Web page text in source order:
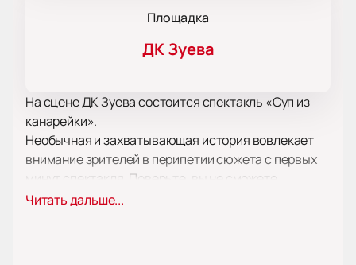
Площадка
ДК Зуева
На сцене ДК Зуева состоится спектакль «Суп из
канарейки».
Необычная и захватывающая история вовлекает
внимание зрителей в перипетии сюжета с первых
минут спектакля. Поверьте, вы не сможете
оторвать глаз от сцены ни на одну минуту!
Читать дальше...